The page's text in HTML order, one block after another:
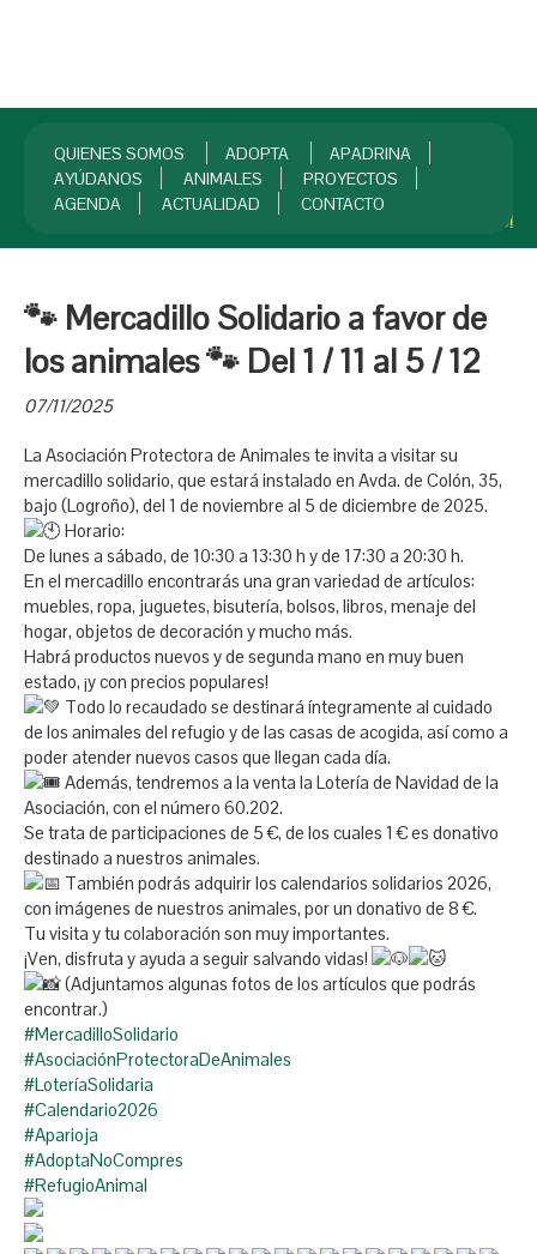
¡HAZTE SOCIO!
QUIENES SOMOS ADOPTA
APADRINA
AYÚDANOS
ANIMALES
PROYECTOS
AGENDA
ACTUALIDAD CONTACTO
🐾 Mercadillo Solidario a favor de
los animales 🐾 Del 1 / 11 al 5 / 12
07/11/2025
La Asociación Protectora de Animales te invita a visitar su
mercadillo solidario, que estará instalado en Avda. de Colón, 35,
bajo (Logroño), del 1 de noviembre al 5 de diciembre de 2025.
Horario:
De lunes a sábado, de 10:30 a 13:30 h y de 17:30 a 20:30 h.
En el mercadillo encontrarás una gran variedad de artículos:
muebles, ropa, juguetes, bisutería, bolsos, libros, menaje del
hogar, objetos de decoración y mucho más.
Habrá productos nuevos y de segunda mano en muy buen
estado, ¡y con precios populares!
Todo lo recaudado se destinará íntegramente al cuidado
de los animales del refugio y de las casas de acogida, así como a
poder atender nuevos casos que llegan cada día.
Además, tendremos a la venta la Lotería de Navidad de la
Asociación, con el número 60.202.
Se trata de participaciones de 5 €, de los cuales 1 € es donativo
destinado a nuestros animales.
También podrás adquirir los calendarios solidarios 2026,
con imágenes de nuestros animales, por un donativo de 8 €.
Tu visita y tu colaboración son muy importantes.
¡Ven, disfruta y ayuda a seguir salvando vidas!
(Adjuntamos algunas fotos de los artículos que podrás
encontrar.)
#MercadilloSolidario
#AsociaciónProtectoraDeAnimales
#LoteríaSolidaria
#Calendario2026
#Aparioja
#AdoptaNoCompres
#RefugioAnimal